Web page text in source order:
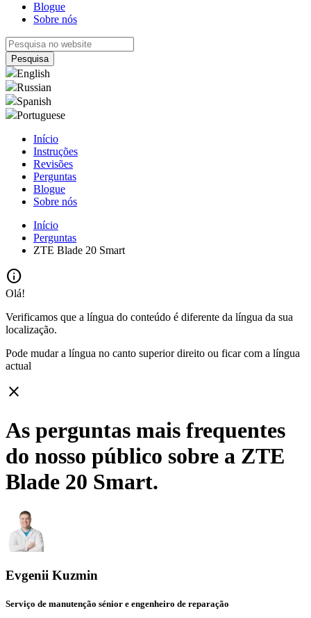
Blogue
Sobre nós
English
Russian
Spanish
Portuguese
Início
Instruções
Revisões
Perguntas
Blogue
Sobre nós
Início
Perguntas
ZTE Blade 20 Smart
info
Olá!
Verificamos que a língua do conteúdo é diferente da língua da sua
localização.
Pode mudar a língua no canto superior direito ou ficar com a língua
actual
close
As perguntas mais frequentes
do nosso público sobre a ZTE
Blade 20 Smart.
Evgenii Kuzmin
Serviço de manutenção sénior e engenheiro de reparação